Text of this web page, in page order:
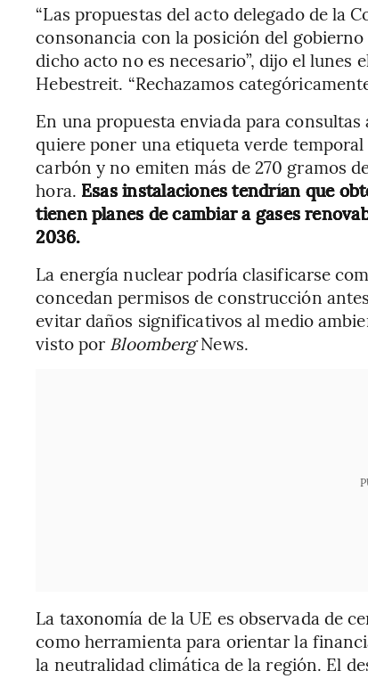
“Las propuestas del acto delegado de la
consonancia con la posición del
dicho acto no es necesario”, dijo el lunes
Hebestreit. “Rechazamos
En una propuesta enviada para
quiere poner una etiqueta verde
carbón y no emiten más de 270 gramos
hora. Esas instalaciones tendrían que
tienen planes de cambiar a gases
2036.
La energía nuclear podría clasificarse
concedan permisos de construcción
evitar daños significativos al medio
visto por BloombergNews.
La taxonomía de la UE es observada de
como herramienta para orientar la
la neutralidad climática de la región. El